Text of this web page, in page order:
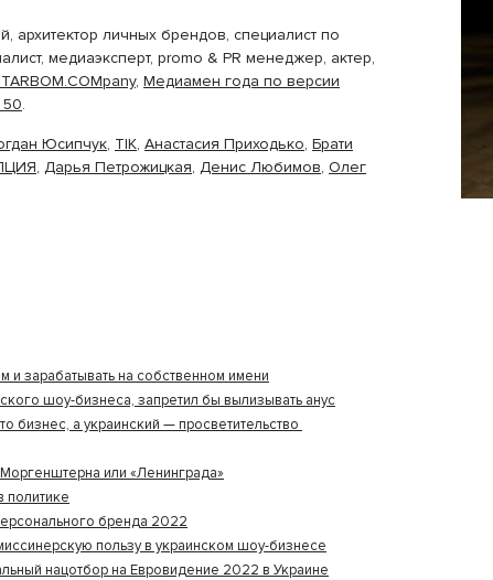
архитектор личных брендов, специалист по
медиаэксперт, promo & PR менеджер, актер,
, Медиамен года по версии
.
Юсипчук, ТІК, Анастасия Приходько, Брати
, Дарья Петрожицкая, Денис Любимов, Олег
зарабатывать на собственном имени
шоу-бизнеса, запретил бы вылизывать анус
бизнес, а украинский — просветительство
или «Ленинграда»
политике
бренда 2022
пользу в украинском шоу-бизнесе
нацотбор на Евровидение 2022 в Украине